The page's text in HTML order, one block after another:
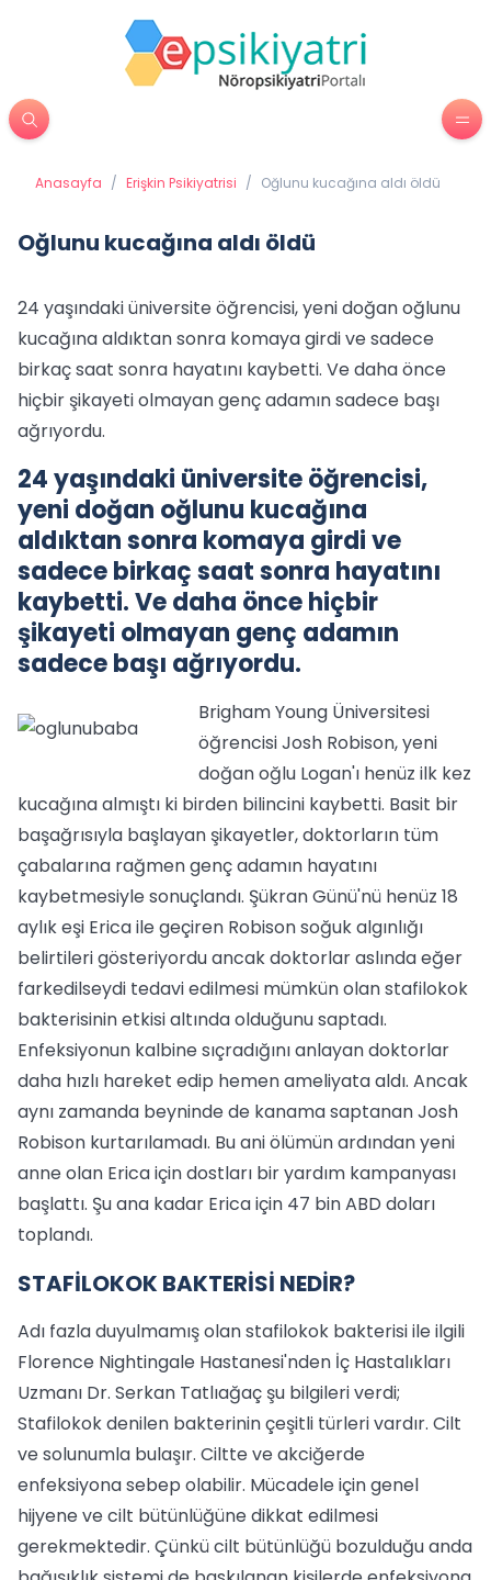
Anasayfa / Erişkin Psikiyatrisi / Oğlunu kucağına aldı öldü
Oğlunu kucağına aldı öldü
24 yaşındaki üniversite öğrencisi, yeni doğan oğlunu
kucağına aldıktan sonra komaya girdi ve sadece
birkaç saat sonra hayatını kaybetti. Ve daha önce
hiçbir şikayeti olmayan genç adamın sadece başı
ağrıyordu.
24 yaşındaki üniversite öğrencisi,
yeni doğan oğlunu kucağına
aldıktan sonra komaya girdi ve
sadece birkaç saat sonra hayatını
kaybetti. Ve daha önce hiçbir
şikayeti olmayan genç adamın
sadece başı ağrıyordu.
Brigham Young Üniversitesi
öğrencisi Josh Robison, yeni
doğan oğlu Logan'ı henüz ilk kez
kucağına almıştı ki birden bilincini kaybetti. Basit bir
başağrısıyla başlayan şikayetler, doktorların tüm
çabalarına rağmen genç adamın hayatını
kaybetmesiyle sonuçlandı. Şükran Günü'nü henüz 18
aylık eşi Erica ile geçiren Robison soğuk algınlığı
belirtileri gösteriyordu ancak doktorlar aslında eğer
farkedilseydi tedavi edilmesi mümkün olan stafilokok
bakterisinin etkisi altında olduğunu saptadı.
Enfeksiyonun kalbine sıçradığını anlayan doktorlar
daha hızlı hareket edip hemen ameliyata aldı. Ancak
aynı zamanda beyninde de kanama saptanan Josh
Robison kurtarılamadı. Bu ani ölümün ardından yeni
anne olan Erica için dostları bir yardım kampanyası
başlattı. Şu ana kadar Erica için 47 bin ABD doları
toplandı.
STAFİLOKOK BAKTERİSİ NEDİR?
Adı fazla duyulmamış olan stafilokok bakterisi ile ilgili
Florence Nightingale Hastanesi'nden İç Hastalıkları
Uzmanı Dr. Serkan Tatlıağaç şu bilgileri verdi;
Stafilokok denilen bakterinin çeşitli türleri vardır. Cilt
ve solunumla bulaşır. Ciltte ve akciğerde
enfeksiyona sebep olabilir. Mücadele için genel
hijyene ve cilt bütünlüğüne dikkat edilmesi
gerekmektedir. Çünkü cilt bütünlüğü bozulduğu anda